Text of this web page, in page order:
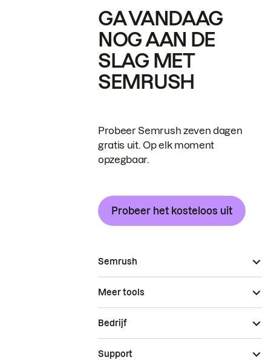
GA VANDAAG
NOG AAN DE
SLAG MET
SEMRUSH
Probeer Semrush zeven dagen
gratis uit. Op elk moment
opzegbaar.
Probeer het kosteloos uit
Semrush
Meer tools
Bedrijf
Support